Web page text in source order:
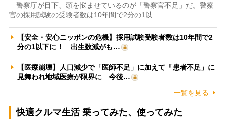
警察庁が目下、頭を悩ませているのが「警察官不足」だ。警察
官の採用試験の受験者数は10年間で2分の1以…
【安全・安心ニッポンの危機】採用試験受験者数は10年間で2
分の1以下に！ 出生数減がも…
【医療崩壊】人口減少で「医師不足」に加えて「患者不足」に
見舞われ地域医療が限界に 今後…
一覧を見る
快適クルマ生活 乗ってみた、使ってみた